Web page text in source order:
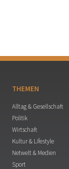
THEMEN
Alltag & Gesellschaft
Politik
Wirtschaft
Kultur & Lifestyle
Netwelt & Medien
Sport